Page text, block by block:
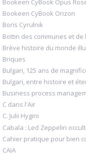
Bookeen CyBook Opus
Bookeen CyBook Orizon
Boris Cyrulnik
Bottin des communes et
Brève histoire du monde
Briques
Bulgari, 125 ans de
Bulgari, entre histoire et
Business process
C dans l'Air
C. Julii Hygini
Cabala : Led Zeppelin
Cahier pratique pour bien
CAIA